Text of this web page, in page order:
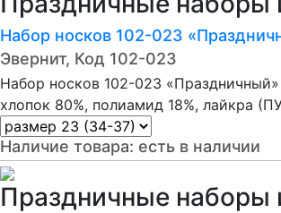
Набор носков 102-023
Эвернит, Код 102-023
Набор носков 102-023
хлопок 80%, полиамид 18%, лайкра
Наличие товара: есть в наличии
Праздничные наборы